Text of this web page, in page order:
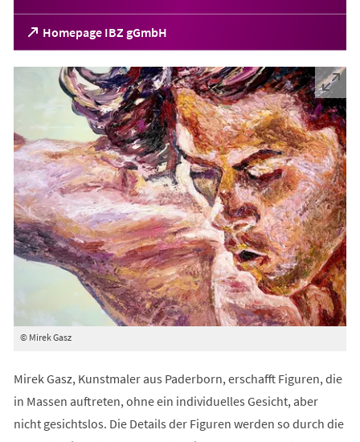
Homepage IBZ gGmbH
(Öffnet
in
einem
neuen
© Mirek Gasz
Mirek Gasz, Kunstmaler aus Paderborn, erschafft Figuren, die
in Massen auftreten, ohne ein individuelles Gesicht, aber
nicht gesichtslos. Die Details der Figuren werden so durch die